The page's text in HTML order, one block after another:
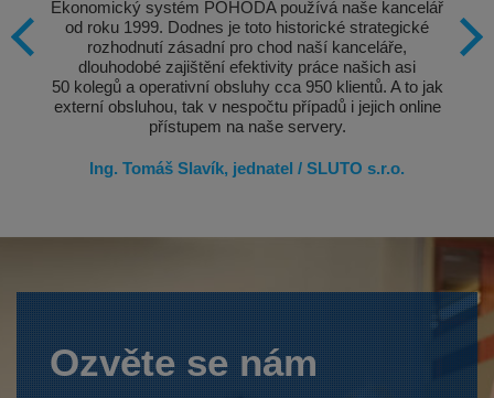
Ekonomický systém POHODA používá naše kancelář
od roku 1999. Dodnes je toto historické strategické
rozhodnutí zásadní pro chod naší kanceláře,
dlouhodobé zajištění efektivity práce našich asi
50 kolegů a operativní obsluhy cca 950 klientů. A to jak
externí obsluhou, tak v nespočtu případů i jejich online
přístupem na naše servery.
Ing. Tomáš Slavík, jednatel / SLUTO s.r.o.
Ozvěte se nám